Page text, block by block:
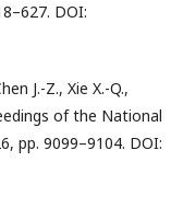
DOI:
J.-Z., Xie X.-Q.,
of the National
pp. 9099–9104. DOI: